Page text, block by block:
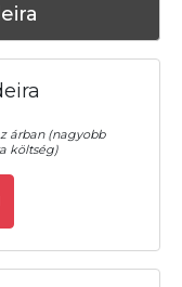
árban (nagyobb
költség)